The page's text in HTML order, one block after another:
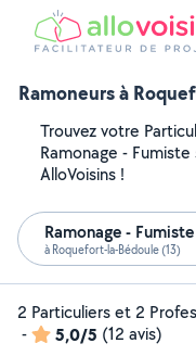
Ramoneurs à
Trouvez votre
Ramonage -
AlloVoisins !
Ramonage - Fumiste
à Roquefort-la-Bédoule (13)
2 Particuliers et 2
-
5,0/5 (12 avis)